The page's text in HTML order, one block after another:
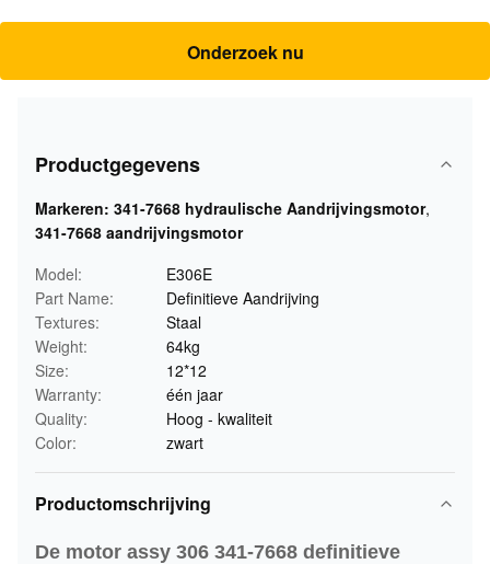
Onderzoek nu
Productgegevens
Markeren: 341-7668 hydraulische Aandrijvingsmotor,
341-7668 aandrijvingsmotor
Model:
E306E
Part Name:
Definitieve Aandrijving
Textures:
Staal
Weight:
64kg
Size:
12*12
Warranty:
één jaar
Quality:
Hoog - kwaliteit
Color:
zwart
Productomschrijving
De motor assy 306 341-7668 definitieve